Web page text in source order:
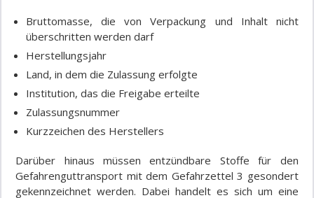
Bruttomasse, die von Verpackung und Inhalt nicht
überschritten werden darf
Herstellungsjahr
Land, in dem die Zulassung erfolgte
Institution, das die Freigabe erteilte
Zulassungsnummer
Kurzzeichen des Herstellers
Darüber hinaus müssen entzündbare Stoffe für den
Gefahrenguttransport mit dem Gefahrzettel 3 gesondert
gekennzeichnet werden. Dabei handelt es sich um eine